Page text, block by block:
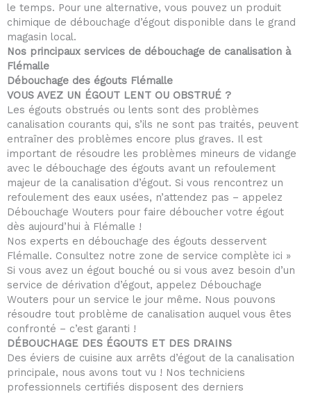
le temps. Pour une alternative, vous pouvez un produit
chimique de débouchage d’égout disponible dans le grand
magasin local.
Nos principaux services de débouchage de canalisation à
Flémalle
Débouchage des égouts Flémalle
VOUS AVEZ UN ÉGOUT LENT OU OBSTRUÉ ?
Les égouts obstrués ou lents sont des problèmes
canalisation courants qui, s’ils ne sont pas traités, peuvent
entraîner des problèmes encore plus graves. Il est
important de résoudre les problèmes mineurs de vidange
avec le débouchage des égouts avant un refoulement
majeur de la canalisation d’égout. Si vous rencontrez un
refoulement des eaux usées, n’attendez pas – appelez
Débouchage Wouters pour faire déboucher votre égout
dès aujourd’hui à Flémalle !
Nos experts en débouchage des égouts desservent
Flémalle. Consultez notre zone de service complète ici »
Si vous avez un égout bouché ou si vous avez besoin d’un
service de dérivation d’égout, appelez Débouchage
Wouters pour un service le jour même. Nous pouvons
résoudre tout problème de canalisation auquel vous êtes
confronté – c’est garanti !
DÉBOUCHAGE DES ÉGOUTS ET DES DRAINS
Des éviers de cuisine aux arrêts d’égout de la canalisation
principale, nous avons tout vu ! Nos techniciens
professionnels certifiés disposent des derniers